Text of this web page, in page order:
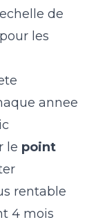
de
les
annee
le point
rentable
4 mois